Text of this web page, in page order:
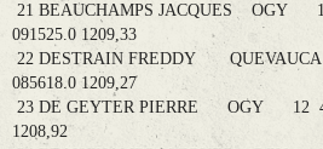
21 BEAUCHAMPS JACQUES
091525.0 1209,33
22 DESTRAIN FREDDY
085618.0 1209,27
23 DE GEYTER PIERRE OGY 12
1208,92